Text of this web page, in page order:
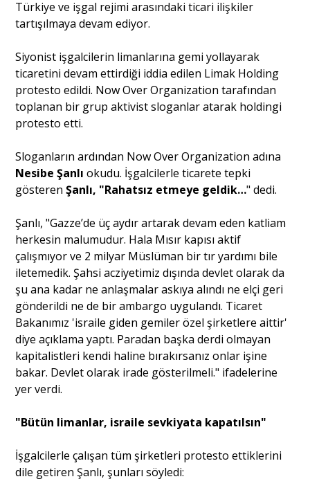
Yazarlar
Eğitim
Ankara Analiz
Sağlık
Türkiye ve işgal rejimi arasındaki ticari ilişkiler
tartışılmaya devam ediyor.
Siyonist işgalcilerin limanlarına gemi yollayarak
ticaretini devam ettirdiği iddia edilen Limak Holding
protesto edildi. Now Over Organization tarafından
toplanan bir grup aktivist sloganlar atarak holdingi
protesto etti.
Sloganların ardından Now Over Organization adına
Nesibe Şanlı okudu. İşgalcilerle ticarete tepki
gösterenŞanlı, "Rahatsız etmeye geldik…" dedi.
Şanlı, "Gazze’de üç aydır artarak devam eden katliam
herkesin malumudur. Hala Mısır kapısı aktif
çalışmıyor ve 2 milyar Müslüman bir tır yardımı bile
iletemedik. Şahsi acziyetimiz dışında devlet olarak da
şu ana kadar ne anlaşmalar askıya alındı ne elçi geri
gönderildi ne de bir ambargo uygulandı. Ticaret
Bakanımız 'israile giden gemiler özel şirketlere aittir'
diye açıklama yaptı. Paradan başka derdi olmayan
kapitalistleri kendi haline bırakırsanız onlar işine
bakar. Devlet olarak irade gösterilmeli." ifadelerine
yer verdi.
"Bütün limanlar, israile sevkiyata kapatılsın"
İşgalcilerle çalışan tüm şirketleri protesto ettiklerini
dile getiren Şanlı, şunları söyledi: